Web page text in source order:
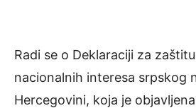
Radi se o Deklaraciji za
nacionalnih interesa srpskog
Hercegovini, koja je